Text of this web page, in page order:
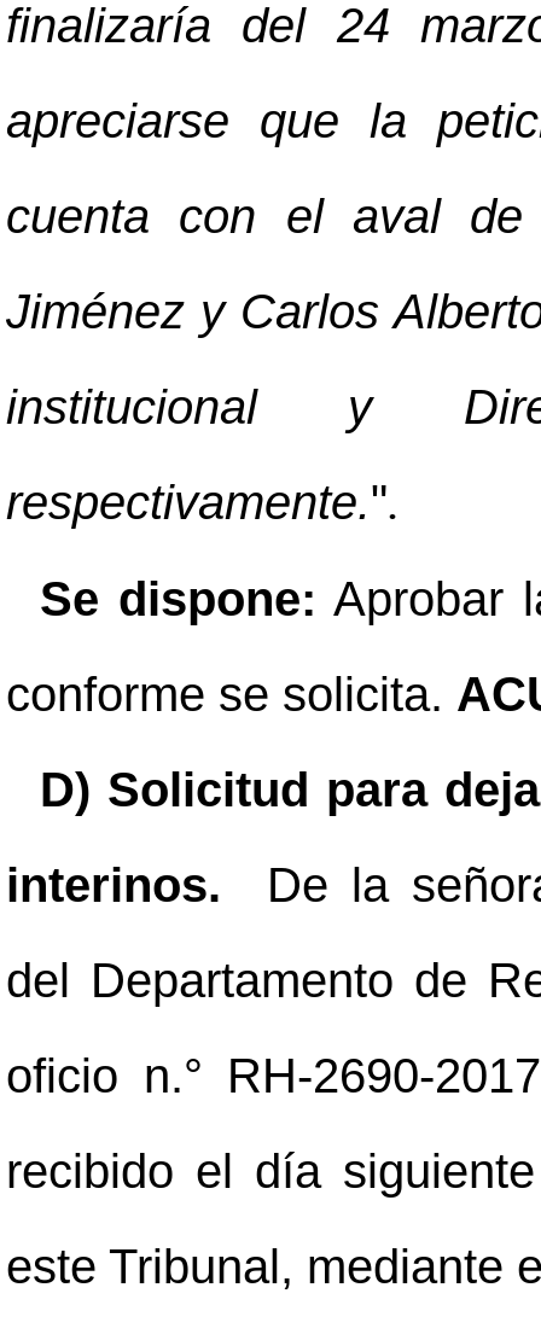
finalizaría del 24
apreciarse que la
cuenta con el aval de
Jiménez y Carlos
institucional y
respectivamente.".
Se dispone: Aprobar
conforme se solicita.
D) Solicitud para
interinos. De la
del Departamento de
oficio n.° RH-2690-
recibido el día
este Tribunal, mediante